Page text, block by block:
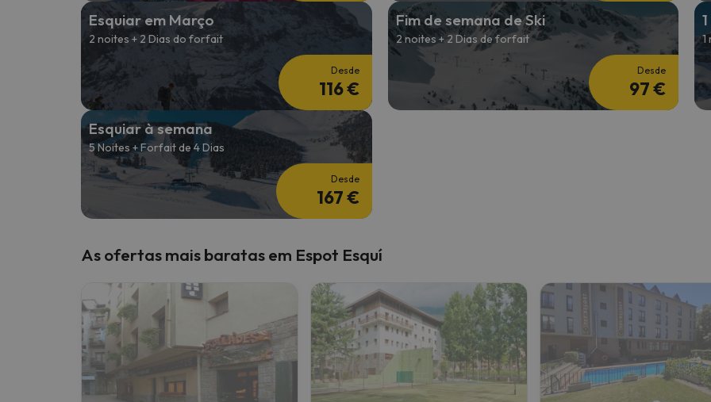
Esquiar em Março
2 noites + 2 Dias do forfait
Desde
116 €
Fim de semana de Ski
2 noites + 2 Dias de forfait
Desde
97 €
1
Esquiar à semana
5 Noites + Forfait de 4 Dias
Desde
167 €
As ofertas mais baratas em Espot Esquí